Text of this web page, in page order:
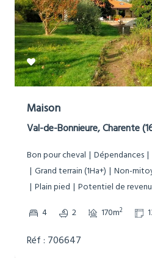
Maison
Val-de-Bonnieure, Charente
Bon pour cheval Dépendances
Grand terrain (1Ha+)
Non-
Plain pied
Potentiel de
4
2 170m2
Réf : 706647